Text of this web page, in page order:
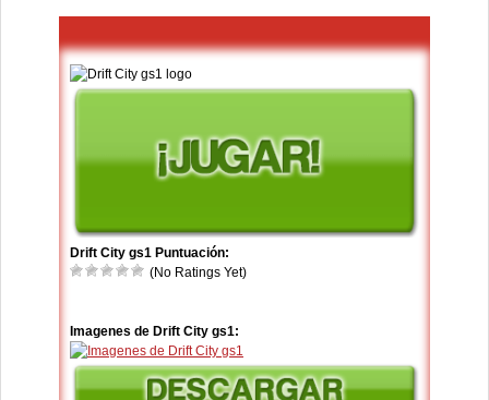
Drift City gs1 Puntuación:
(No Ratings Yet)
Imagenes de Drift City gs1: